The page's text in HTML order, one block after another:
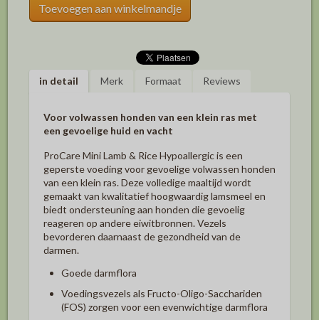
Toevoegen aan winkelmandje
in detail Merk Formaat Reviews
Voor volwassen honden van een klein ras met
een gevoelige huid en vacht
ProCare Mini Lamb & Rice Hypoallergic is een
geperste voeding voor gevoelige volwassen honden
van een klein ras. Deze volledige maaltijd wordt
gemaakt van kwalitatief hoogwaardig lamsmeel en
biedt ondersteuning aan honden die gevoelig
reageren op andere eiwitbronnen. Vezels
bevorderen daarnaast de gezondheid van de
darmen.
Goede darmflora
Voedingsvezels als Fructo-Oligo-Sacchariden
(FOS) zorgen voor een evenwichtige darmflora